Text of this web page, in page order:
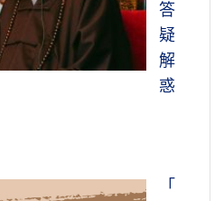
答
疑
解
惑
「